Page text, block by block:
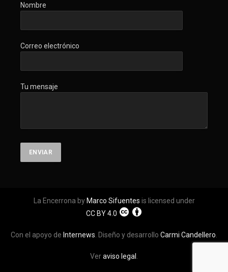
Nombre
Correo electrónico
Tu mensaje
La Encerrona by Marco Sifuentes is licensed under
CC BY 4.0
Con el apoyo de Internews . Diseño y desarrollo Carmi Candellero
Veraviso legal